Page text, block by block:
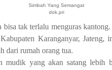
Simbah Yang Semangat
dok.pri
bisa tak terlalu menguras
Karanganyar, Jateng,
dari rumah orang tua.
mudik yang akan satang lebih